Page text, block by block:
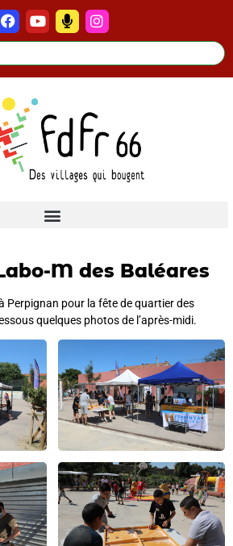
M des Baléares
Perpignan pour la fête de quartier des
quelques photos de l’après-midi.